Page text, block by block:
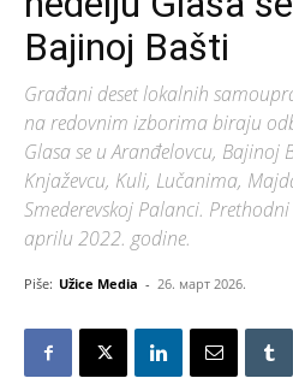
Bajinoj Bašti
Građani deset lokalnih
na redovnim izborima biraju
Glasa se u Aranđelovcu, Bajinoj
Knjaževcu, Kuli, Lučanima,
Smederevskoj Palanci.
aprilu 2022. godine.
Piše: Užice Media - 26. март 2026.